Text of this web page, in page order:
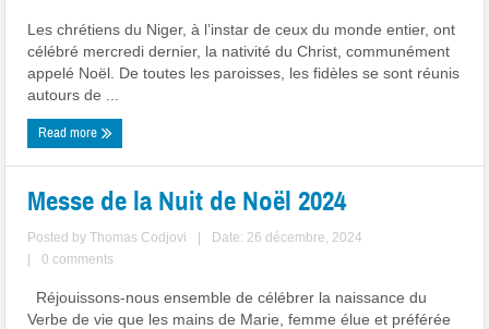
Les chrétiens du Niger, à l’instar de ceux du monde entier, ont
célébré mercredi dernier, la nativité du Christ, communément
appelé Noël. De toutes les paroisses, les fidèles se sont réunis
autours de ...
Read more
Messe de la Nuit de Noël 2024
Posted byThomas Codjovi |
Date: 26 décembre, 2024
|
0 comments
Réjouissons-nous ensemble de célébrer la naissance du
Verbe de vie que les mains de Marie, femme élue et préférée